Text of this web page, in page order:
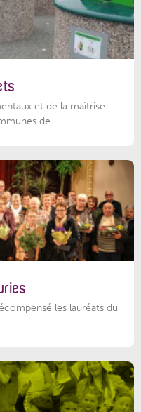
et de la maîtrise
de...
les lauréats du